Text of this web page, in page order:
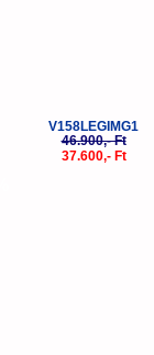
V158LEGIMG1
46.900,- Ft
37.600,- Ft